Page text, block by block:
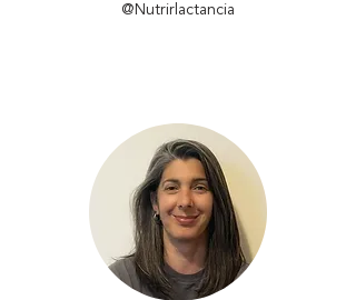
@Nutrirlactancia